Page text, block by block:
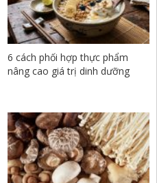
6 cách phối hợp thực phẩm
nâng cao giá trị dinh dưỡng